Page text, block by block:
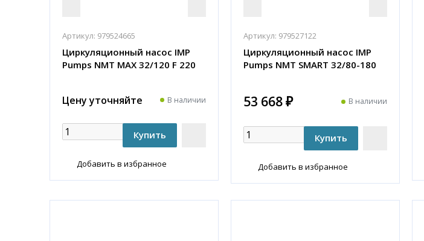
Артикул: 979524665
Циркуляционный насос IMP
Pumps NMT MAX 32/120 F 220
Цену уточняйте В наличии
Добавить в избранное
Артикул: 979527122
Циркуляционный насос IMP
Pumps NMT SMART 32/80-180
53 668 ₽ В наличии
Добавить в избранное